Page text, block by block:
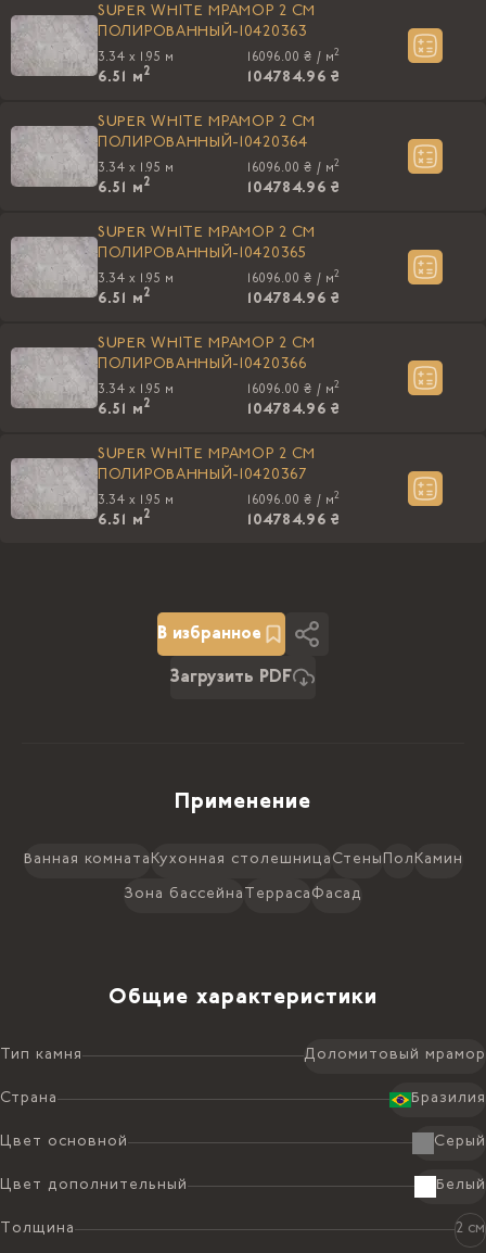
SUPER WHITE МРАМОР 2 СМ
ПОЛИРОВАННЫЙ-10420363
3.34 x 1.95 м
6.51 м2
16096.00 ₴ / м2
104784.96 ₴
SUPER WHITE МРАМОР 2 СМ
ПОЛИРОВАННЫЙ-10420364
3.34 x 1.95 м
6.51 м2
16096.00 ₴ / м2
104784.96 ₴
SUPER WHITE МРАМОР 2 СМ
ПОЛИРОВАННЫЙ-10420365
3.34 x 1.95 м
6.51 м2
16096.00 ₴ / м2
104784.96 ₴
SUPER WHITE МРАМОР 2 СМ
ПОЛИРОВАННЫЙ-10420366
3.34 x 1.95 м
6.51 м2
16096.00 ₴ / м2
104784.96 ₴
SUPER WHITE МРАМОР 2 СМ
ПОЛИРОВАННЫЙ-10420367
3.34 x 1.95 м
6.51 м2
16096.00 ₴ / м2
104784.96 ₴
В избранное
Загрузить PDF
Применение
Ванная комната Кухонная столешница Стены Пол Камин
Зона бассейна Терраса Фасад
Общие характеристики
Тип камня Доломитовый мрамор
Страна Бразилия
Цвет основной Серый
Цвет дополнительный Белый
Толщина 2 см